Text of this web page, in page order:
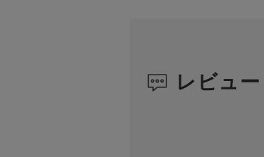
レビュー